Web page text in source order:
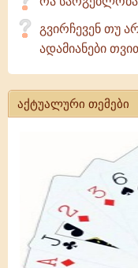
გვირჩევენ თუ
ადამიანები
აქტუალური თემები